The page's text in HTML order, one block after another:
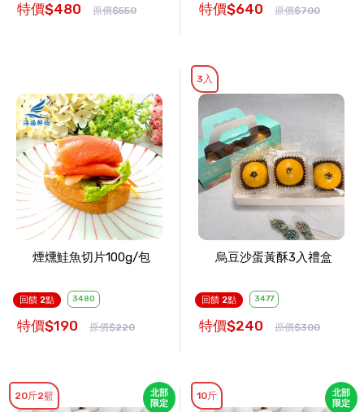
特價$480 原價$550 特價$640 原價$700
煙燻鮭魚切片100g/包
回饋 2點 3480
特價$190 原價$220
烏豆沙蛋黃酥3入禮盒
回饋 2點 3477
特價$240 原價$300
3入
北部
限定
20斤2籃
北部
限定
10斤